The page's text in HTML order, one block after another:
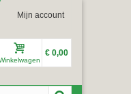
Mijn account
€ 0,00